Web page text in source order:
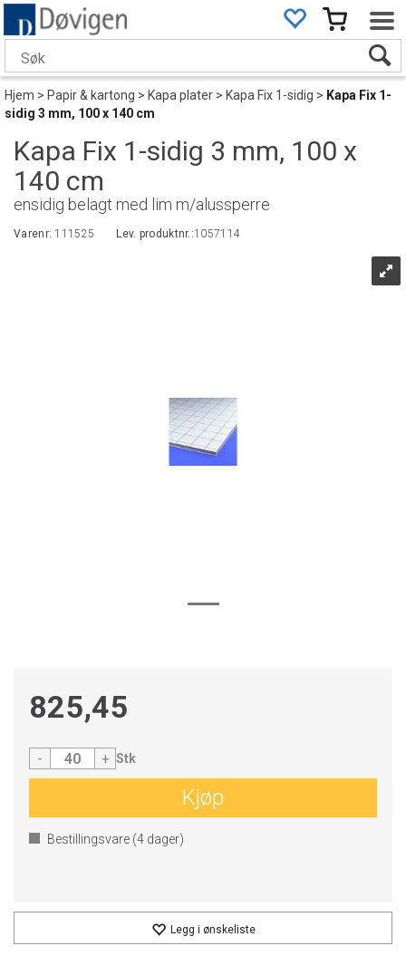
Hjem>Papir & kartong>Kapa plater>Kapa Fix 1-sidig> Kapa Fix 1-
sidig 3 mm, 100 x 140 cm
Kapa Fix 1-sidig 3 mm, 100 x
140 cm
ensidig belagt med lim m/alussperre
Varenr:111525 Lev. produktnr.:1057114
825,45
- + Stk
Kjøp
Bestillingsvare (4 dager)
Legg i ønskeliste